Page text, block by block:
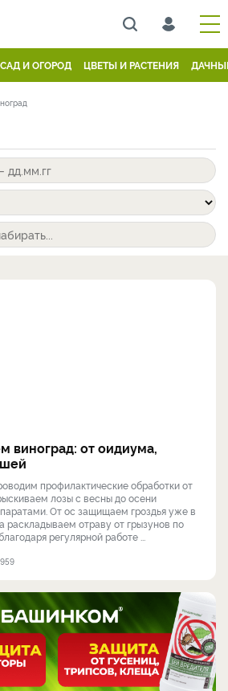
САД И ОГОРОД ЦВЕТЫ И РАСТЕНИЯ
виноград: от оидиума,
профилактические обработки от
лозы с весны до осени
От ос защищаем гроздья уже в
раскладываем отраву от грызунов по
регулярной работе ...